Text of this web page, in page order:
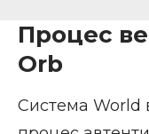
Процес
Orb
Система World